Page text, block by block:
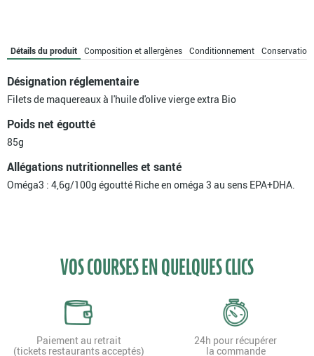
l'huile
d'olive
vierge
Bio
Détails du produit Composition et allergènes Conditionnement Conservation
Désignation réglementaire
Filets de maquereaux à l'huile d'olive vierge extra Bio
Poids net égoutté
85g
Allégations nutritionnelles et santé
Oméga3 : 4,6g/100g égoutté Riche en oméga 3 au sens EPA+DHA.
VOS COURSES EN QUELQUES CLICS
Paiement au retrait
(tickets restaurants acceptés)
24h pour récupérer
la commande